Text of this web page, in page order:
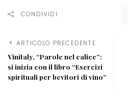
CONDIVIDI
ARTICOLO PRECEDENTE
Vinitaly, “Parole nel calice”:
si inizia con il libro “Esercizi
spirituali per bevitori di vino”